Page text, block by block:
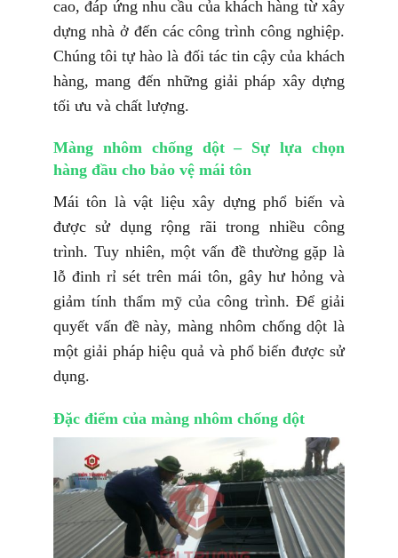
cao, đáp ứng nhu cầu của khách hàng từ xây
dựng nhà ở đến các công trình công nghiệp.
Chúng tôi tự hào là đối tác tin cậy của khách
hàng, mang đến những giải pháp xây dựng
tối ưu và chất lượng.
Màng nhôm chống dột – Sự lựa chọn
hàng đầu cho bảo vệ mái tôn
Mái tôn là vật liệu xây dựng phổ biến và
được sử dụng rộng rãi trong nhiều công
trình. Tuy nhiên, một vấn đề thường gặp là
lỗ đinh rỉ sét trên mái tôn, gây hư hỏng và
giảm tính thẩm mỹ của công trình. Để giải
quyết vấn đề này, màng nhôm chống dột là
một giải pháp hiệu quả và phổ biến được sử
dụng.
Đặc điểm của màng nhôm chống dột